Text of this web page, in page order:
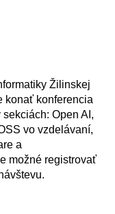
Žilinskej
konať konferencia
Open AI,
vo vzdelávaní,
a
možné registrovať